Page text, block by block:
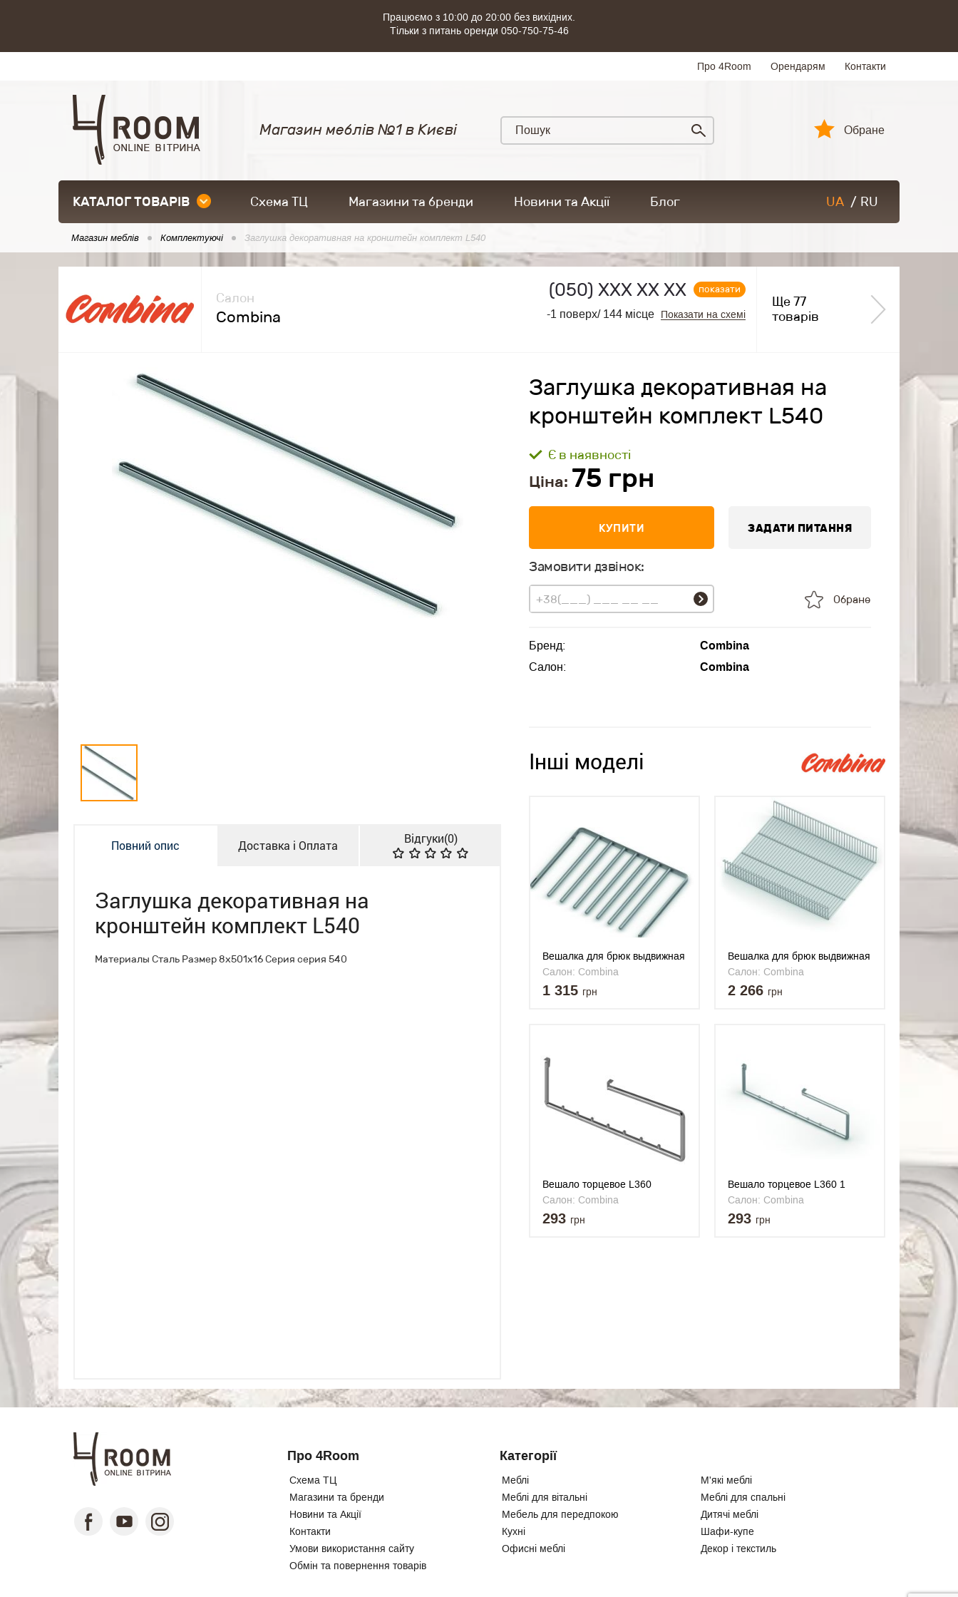
Працюємо з 10:00 до 20:00 без вихідних.
Тільки з питань оренди 050-750-75-46
Про 4Room Орендарям Контакти
Магазин меблів №1 в Києві Обране
КАТАЛОГ ТОВАРІВ Схема ТЦ Магазини та бренди Новини та Акції Блог UA / RU
Магазин меблів Комплектуючі Заглушка декоративная на кронштейн комплект L540
Салон
Combina
(050) ХХХ ХХ ХХ показати
-1 поверх/ 144 місце Показати на схемі
Ще 77
товарів
Повний опис Доставка і Оплата Відгуки(0)
Заглушка декоративная на
кронштейн комплект L540
Материалы Сталь Размер 8х501х16 Серия серия 540
Заглушка декоративная на
кронштейн комплект L540
Є в наявності
Ціна: 75 грн
КУПИТИ ЗАДАТИ ПИТАННЯ
Замовити дзвінок:
Обране
Бренд:
Combina
Салон:
Combina
Інші моделі
Вешалка для брюк выдвижная
L550
Салон: Combina
1 315 грн
Вешалка для брюк выдвижная
L607
Салон: Combina
2 266 грн
Вешало торцевое L360
Салон: Combina
293 грн
Вешало торцевое L360 1
Салон: Combina
293 грн
Про 4Room
Схема ТЦ
Магазини та бренди
Новини та Акції
Контакти
Умови використання сайту
Обмін та повернення товарів
Категорії
Меблі
М'які меблі
Меблі для вітальні
Меблі для спальні
Мебель для передпокою
Дитячі меблі
Кухні
Шафи-купе
Офисні меблі
Декор і текстиль